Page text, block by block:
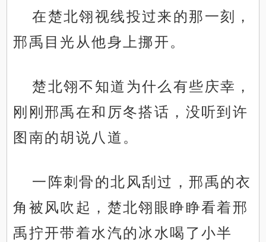
在楚北翎视线投过来的那一刻，
邢禹目光从他身上挪开。
楚北翎不知道为什么有些庆幸，
刚刚邢禹在和厉冬搭话，没听到许
图南的胡说八道。
一阵刺骨的北风刮过，邢禹的衣
角被风吹起，楚北翎眼睁睁看着邢
禹拧开带着水汽的冰水喝了小半